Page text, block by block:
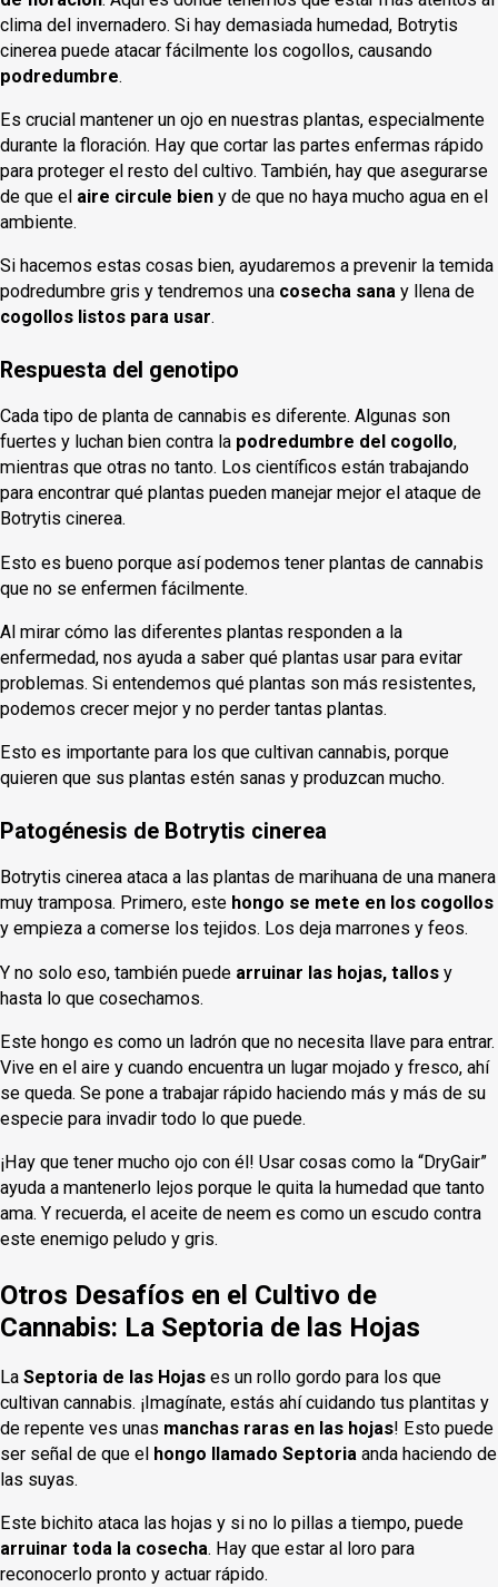
clima del invernadero. Si hay demasiada humedad, Botrytis
cinerea puede atacar fácilmente los cogollos, causando
podredumbre.
Es crucial mantener un ojo en nuestras plantas, especialmente
durante la floración. Hay que cortar las partes enfermas rápido
para proteger el resto del cultivo. También, hay que asegurarse
de que el aire circule bien y de que no haya mucho agua en el
ambiente.
Si hacemos estas cosas bien, ayudaremos a prevenir la temida
podredumbre gris y tendremos una cosecha sana y llena de
cogollos listos para usar.
Respuesta del genotipo
Cada tipo de planta de cannabis es diferente. Algunas son
fuertes y luchan bien contra la podredumbre del cogollo,
mientras que otras no tanto. Los científicos están trabajando
para encontrar qué plantas pueden manejar mejor el ataque de
Botrytis cinerea.
Esto es bueno porque así podemos tener plantas de cannabis
que no se enfermen fácilmente.
Al mirar cómo las diferentes plantas responden a la
enfermedad, nos ayuda a saber qué plantas usar para evitar
problemas. Si entendemos qué plantas son más resistentes,
podemos crecer mejor y no perder tantas plantas.
Esto es importante para los que cultivan cannabis, porque
quieren que sus plantas estén sanas y produzcan mucho.
Patogénesis de Botrytis cinerea
Botrytis cinerea ataca a las plantas de marihuana de una manera
muy tramposa. Primero, este hongo se mete en los cogollos
y empieza a comerse los tejidos. Los deja marrones y feos.
Y no solo eso, también puede arruinar las hojas, tallos y
hasta lo que cosechamos.
Este hongo es como un ladrón que no necesita llave para entrar.
Vive en el aire y cuando encuentra un lugar mojado y fresco, ahí
se queda. Se pone a trabajar rápido haciendo más y más de su
especie para invadir todo lo que puede.
¡Hay que tener mucho ojo con él! Usar cosas como la “DryGair”
ayuda a mantenerlo lejos porque le quita la humedad que tanto
ama. Y recuerda, el aceite de neem es como un escudo contra
este enemigo peludo y gris.
Otros Desafíos en el Cultivo de
Cannabis: La Septoria de las Hojas
La Septoria de las Hojas es un rollo gordo para los que
cultivan cannabis. ¡Imagínate, estás ahí cuidando tus plantitas y
de repente ves unas manchas raras en las hojas! Esto puede
ser señal de que el hongo llamado Septoria anda haciendo de
las suyas.
Este bichito ataca las hojas y si no lo pillas a tiempo, puede
arruinar toda la cosecha. Hay que estar al loro para
reconocerlo pronto y actuar rápido.